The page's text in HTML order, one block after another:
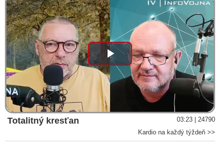
Play
Video
Totalitný kresťan
03:23 | 24790
Kardio na každý týždeň >>